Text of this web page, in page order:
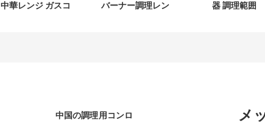
中華レンジ ガスコ
バーナー調理レン
器 調理範囲
中国の調理用コンロ メ